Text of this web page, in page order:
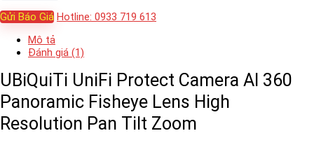
Gửi Báo Giá Hotline: 0933 719 613
Mô tả
Đánh giá (1)
UBiQuiTi UniFi Protect Camera AI 360
Panoramic Fisheye Lens High
Resolution Pan Tilt Zoom